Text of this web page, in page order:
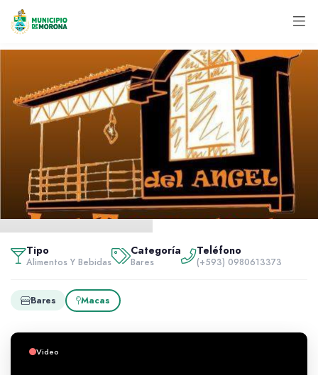
Alimentos y bebidas
Tipo
Alimentos Y Bebidas
Categoría
Bares
Teléfono
(+593) 0980613373
Bares Macas
Video